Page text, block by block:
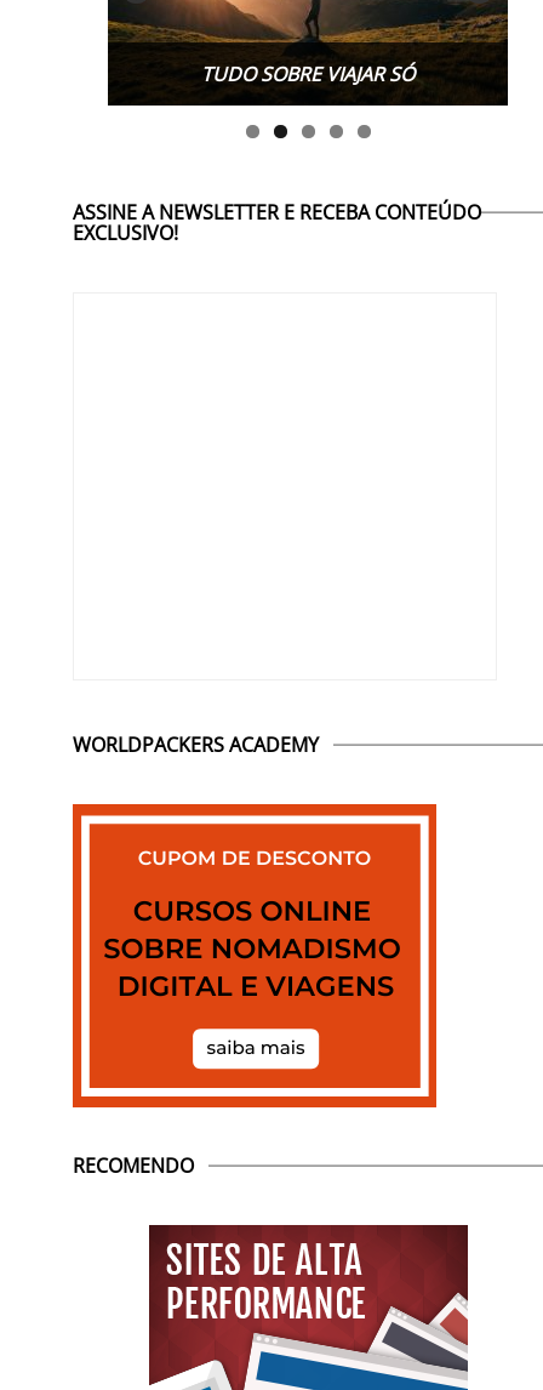
TUDO SOBRE VIAJAR SÓ
ASSINE A NEWSLETTER E RECEBA CONTEÚDO
EXCLUSIVO!
WORLDPACKERS ACADEMY
RECOMENDO